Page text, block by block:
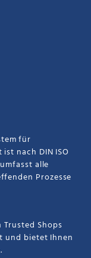
für
nach DIN ISO
alle
Prozesse
Shops
bietet Ihnen